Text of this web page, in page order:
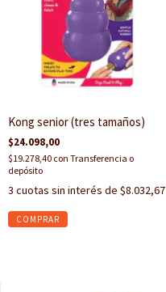
Kong senior (tres tamaños)
$24.098,00
$19.278,40 con Transferencia o
depósito
3 cuotas sin interés de $8.032,67
COMPRAR